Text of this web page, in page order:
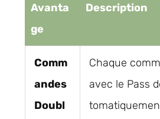
Avanta
ge
Description
Comm
andes
Doubl
Chaque
avec le Pass